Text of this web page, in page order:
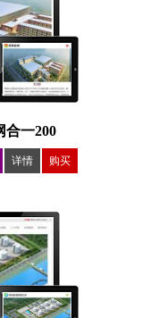
合一200
详情 购买